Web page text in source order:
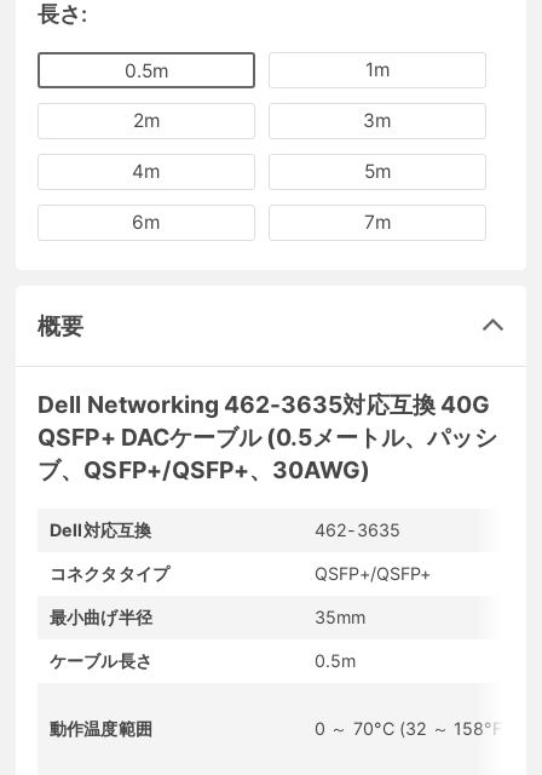
長さ:
0.5m 1m
2m 3m
4m 5m
6m 7m
概要
Dell Networking 462-3635対応互換 40G
QSFP+ DACケーブル (0.5メートル、パッシ
ブ、QSFP+/QSFP+、30AWG)
Dell対応互換 462-3635
コネクタタイプ QSFP+/QSFP+
最小曲げ半径 35mm
ケーブル長さ 0.5m
動作温度範囲 0 ～ 70°C (32 ～ 158°F)